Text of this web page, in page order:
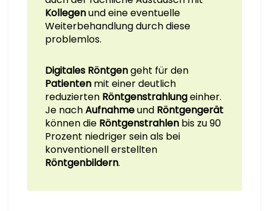
Kollegenund eine eventuelle
Weiterbehandlung durch diese
problemlos.
Digitales Röntgengeht für den
Patienten mit einer deutlich
reduzierten Röntgenstrahlungeinher.
Je nachAufnahmeund Röntgengerät
können die Röntgenstrahlen bis zu 90
Prozent niedriger sein als bei
konventionell erstellten
Röntgenbildern.